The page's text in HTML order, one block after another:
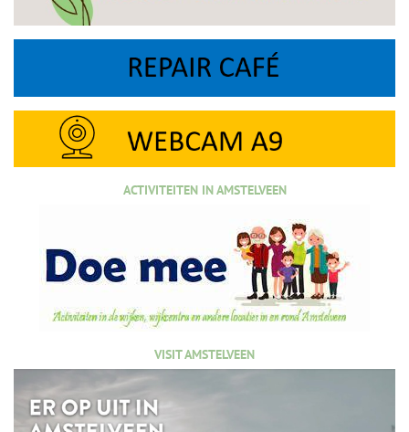
ACTIVITEITEN IN AMSTELVEEN
VISIT AMSTELVEEN